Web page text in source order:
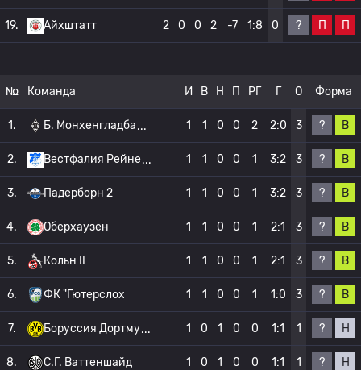
19. Айхштатт 2 0 0 2 -7 1:8 0 ? П П
№ Команда И В Н П РГ Г О Форма
1. Б. Монхенгладба 1 1 0 0 2 2:0 3 ? В
2. Вестфалия Рейне 1 1 0 0 1 3:2 3 ? В
3. Падерборн 2 1 1 0 0 1 3:2 3 ? В
4. Оберхаузен 1 1 0 0 1 2:1 3 ? В
5. Кольн II 1 1 0 0 1 2:1 3 ? В
6. ФК "Гютерслох 1 1 0 0 1 1:0 3 ? В
7. Боруссия Дортму 1 0 1 0 0 1:1 1 ? Н
8. С.Г. Ваттеншайд 1 0 1 0 0 1:1 1 ? Н